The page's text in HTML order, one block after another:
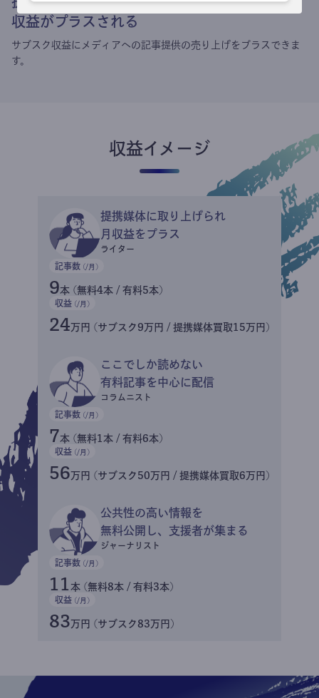
収益がプラスされる
サブスク収益にメディアへの記事提供の売り上げをプラスできま
す。
収益イメージ
提携媒体に取り上げられ
月収益をプラス
ライター
記事数 (/月)
9本 (無料4本 / 有料5本)
収益 (/月)
24万円 (サブスク9万円 / 提携媒体買取15万円)
ここでしか読めない
有料記事を中心に配信
コラムニスト
記事数 (/月)
7本 (無料1本 / 有料6本)
収益 (/月)
56万円 (サブスク50万円 / 提携媒体買取6万円)
公共性の高い情報を
無料公開し、支援者が集まる
ジャーナリスト
記事数 (/月)
11 本 (無料8本 / 有料3本)
収益 (/月)
83万円 (サブスク83万円)